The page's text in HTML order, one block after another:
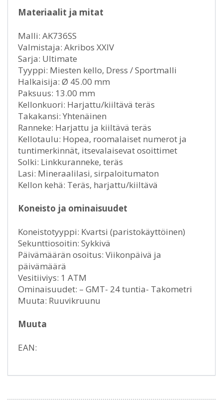
Materiaalit ja mitat
Malli: AK736SS
Valmistaja: Akribos XXIV
Sarja: Ultimate
Tyyppi: Miesten kello, Dress / Sportmalli
Halkaisija: Ø 45.00 mm
Paksuus: 13.00 mm
Kellonkuori: Harjattu/kiiltävä teräs
Takakansi: Yhtenäinen
Ranneke: Harjattu ja kiiltävä teräs
Kellotaulu: Hopea, roomalaiset numerot ja
tuntimerkinnät, itsevalaisevat osoittimet
Solki: Linkkuranneke, teräs
Lasi: Mineraalilasi, sirpaloitumaton
Kellon kehä: Teräs, harjattu/kiiltävä
Koneisto ja ominaisuudet
Koneistotyyppi: Kvartsi (paristokäyttöinen)
Sekunttiosoitin: Sykkivä
Päivämäärän osoitus: Viikonpäivä ja
päivämäärä
Vesitiiviys: 1 ATM
Ominaisuudet: – GMT- 24 tuntia- Takometri
Muuta: Ruuvikruunu
Muuta
EAN: